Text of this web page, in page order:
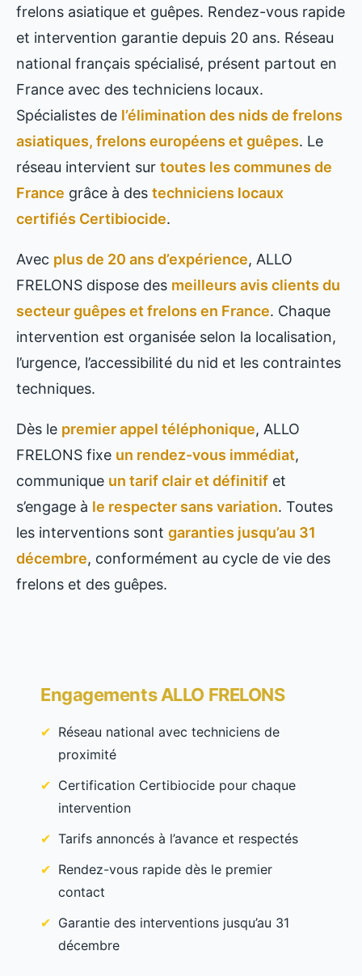
frelons asiatique et guêpes. Rendez-vous rapide
et intervention garantie depuis 20 ans. Réseau
national français spécialisé, présent partout en
France avec des techniciens locaux.
Spécialistes de l’élimination des nids de frelons
asiatiques, frelons européens et guêpes. Le
réseau intervient sur toutes les communes de
France grâce à des techniciens locaux
certifiés Certibiocide.
Avec plus de 20 ans d’expérience, ALLO
FRELONS dispose des meilleurs avis clients du
secteur guêpes et frelons en France. Chaque
intervention est organisée selon la localisation,
l’urgence, l’accessibilité du nid et les contraintes
techniques.
Dès le premier appel téléphonique, ALLO
FRELONS fixe un rendez-vous immédiat,
communique un tarif clair et définitif et
s’engage à le respecter sans variation. Toutes
les interventions sont garanties jusqu’au 31
décembre, conformément au cycle de vie des
frelons et des guêpes.
Engagements ALLO FRELONS
Réseau national avec techniciens de
proximité
Certification Certibiocide pour chaque
intervention
Tarifs annoncés à l’avance et respectés
Rendez-vous rapide dès le premier
contact
Garantie des interventions jusqu’au 31
décembre